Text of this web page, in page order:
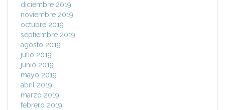
diciembre 2019
noviembre 2019
octubre 2019
septiembre 2019
agosto 2019
julio 2019
junio 2019
mayo 2019
abril 2019
marzo 2019
febrero 2019